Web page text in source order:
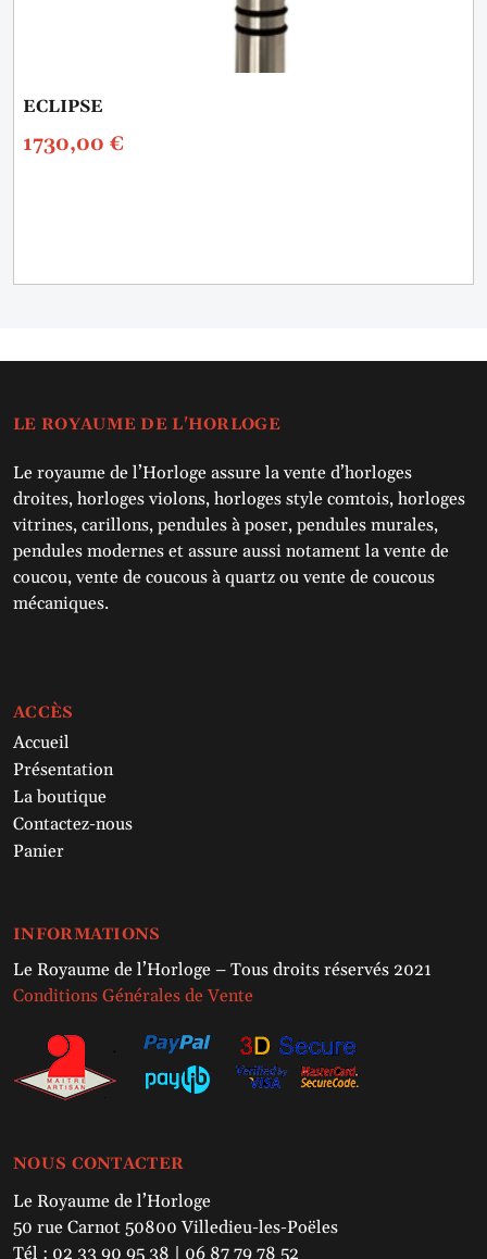
ECLIPSE
1730,00 €
LE ROYAUME DE L'HORLOGE
Le royaume de l’Horloge assure la vente d’horloges
droites, horloges violons, horloges style comtois, horloges
vitrines, carillons, pendules à poser, pendules murales,
pendules modernes et assure aussi notament la vente de
coucou, vente de coucous à quartz ou vente de coucous
mécaniques.
ACCÈS
Accueil
Présentation
La boutique
Contactez-nous
Panier
INFORMATIONS
Le Royaume de l’Horloge – Tous droits réservés 2021
Conditions Générales de Vente
NOUS CONTACTER
Le Royaume de l’Horloge
50 rue Carnot 50800 Villedieu-les-Poëles
Tél : 02 33 90 95 38 | 06 87 79 78 52